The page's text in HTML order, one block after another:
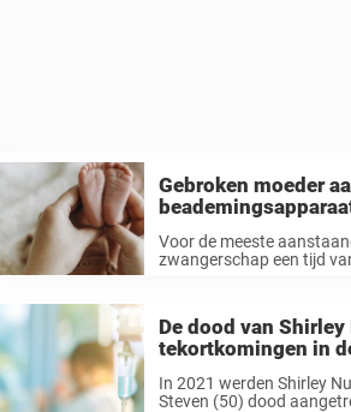
Gebroken moeder
pasgeboren baby
Voor de meeste
zwangerschap een tijd
verwoest ...
De dood van
tekortkomingen in
In 2021 werden Shirley
Steven (50) dood